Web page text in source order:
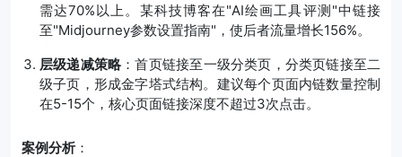
需达70%以上。某科技博客在"AI绘画工具评测"中链接
至"Midjourney参数设置指南"，使后者流量增长156%。
层级递减策略 ：首页链接至一级分类页，分类页链接至二
级子页，形成金字塔式结构。建议每个页面内链数量控制
在5-15个，核心页面链接深度不超过3次点击。
案例分析：